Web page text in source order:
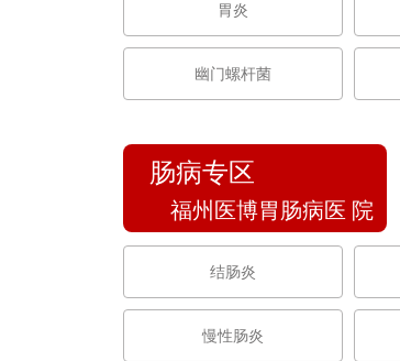
胃炎
幽门螺杆菌
肠病专区
福州医博胃肠病医 院
结肠炎
慢性肠炎